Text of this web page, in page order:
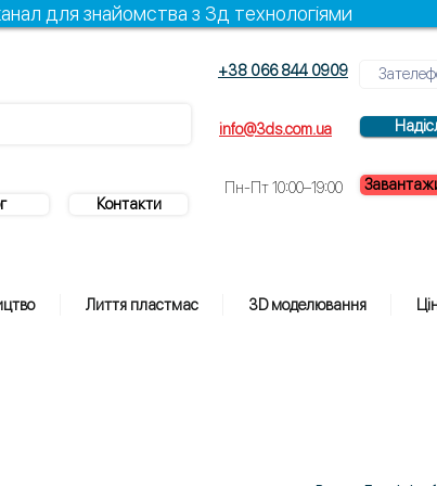
для знайомства з 3д технологіями
Контакти
+38 066 844 0909
info@3ds.com.ua
Пн-Пт 10:00–19:00
Лиття пластмас 3D моделювання